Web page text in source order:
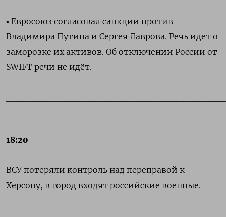
▪️ Евросоюз согласовал санкции против
Владимира Путина и Сергея Лаврова. Речь идет о
заморозке их активов. Об отключении России от
SWIFT речи не идёт.
18:20
ВСУ потеряли контроль над переправой к
Херсону, в город входят российские военные.